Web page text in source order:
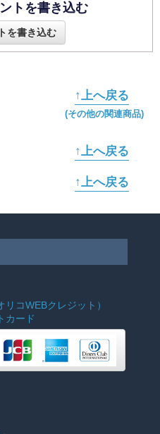
トを書き込む
を書き込む
↑上へ戻る
(その他の関連商品)
↑上へ戻る
↑上へ戻る
リコWEBクレジット）
カード